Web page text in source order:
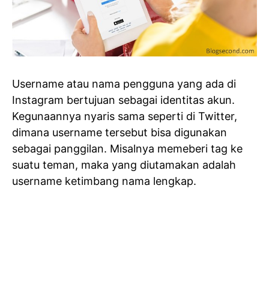
Username atau nama pengguna yang ada di
Instagram bertujuan sebagai identitas akun.
Kegunaannya nyaris sama seperti di Twitter,
dimana username tersebut bisa digunakan
sebagai panggilan. Misalnya memeberi tag ke
suatu teman, maka yang diutamakan adalah
username ketimbang nama lengkap.